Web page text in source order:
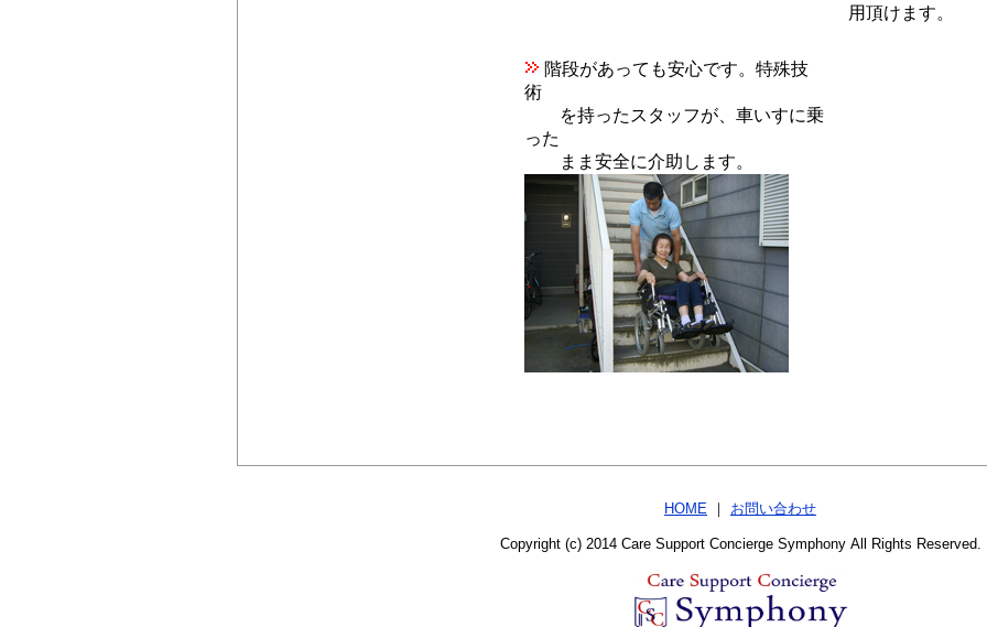
用頂けます。
階段があっても安心です。特殊技
術
を持ったスタッフが、車いすに乗
った
まま安全に介助します。
HOME ｜ お問い合わせ
Copyright (c) 2014 Care Support Concierge Symphony All Rights Reserved.